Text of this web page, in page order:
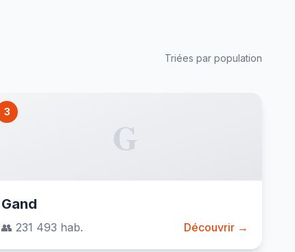
Triées par population
3
G
Gand
👥 231 493 hab. Découvrir →